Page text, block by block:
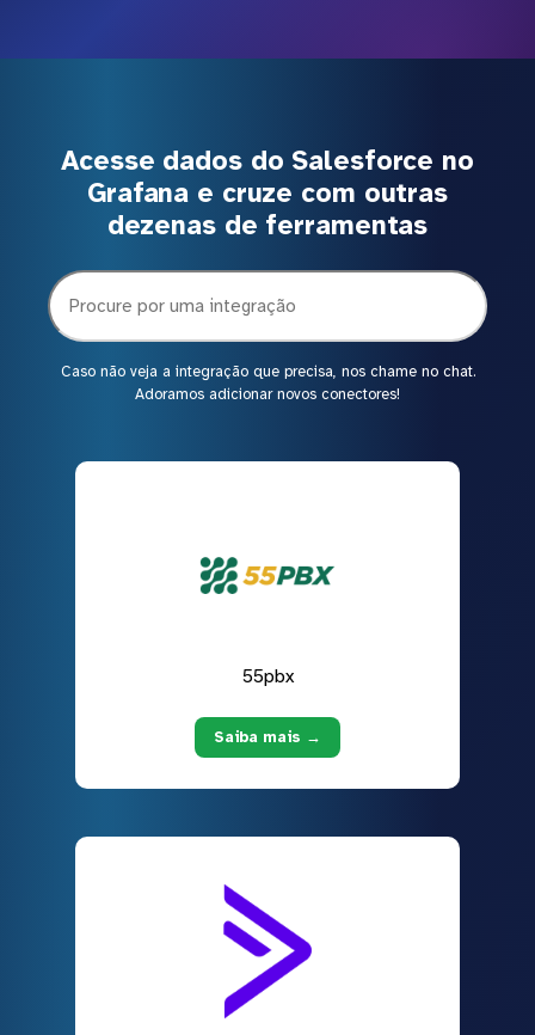
Acesse dados do Salesforce no
Grafana e cruze com outras
dezenas de ferramentas
Caso não veja a integração que precisa, nos chame no chat.
Adoramos adicionar novos conectores!
55pbx
Saiba mais →